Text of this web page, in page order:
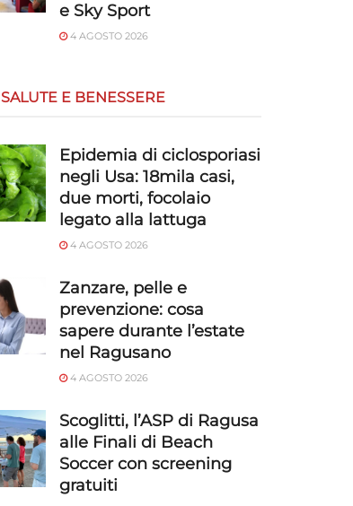
e Sky Sport
4 AGOSTO 2026
SALUTE E BENESSERE
Epidemia di ciclosporiasi
negli Usa: 18mila casi,
due morti, focolaio
legato alla lattuga
4 AGOSTO 2026
Zanzare, pelle e
prevenzione: cosa
sapere durante l’estate
nel Ragusano
4 AGOSTO 2026
Scoglitti, l’ASP di Ragusa
alle Finali di Beach
Soccer con screening
gratuiti